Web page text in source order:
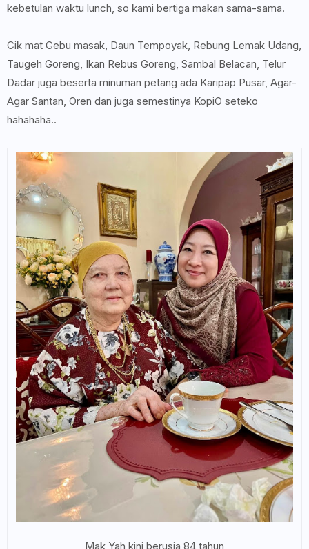
kebetulan waktu lunch, so kami bertiga makan sama-sama.
Cik mat Gebu masak, Daun Tempoyak, Rebung Lemak Udang,
Taugeh Goreng, Ikan Rebus Goreng, Sambal Belacan, Telur
Dadar juga beserta minuman petang ada Karipap Pusar, Agar-
Agar Santan, Oren dan juga semestinya KopiO seteko
hahahaha..
Mak Yah kini berusia 84 tahun